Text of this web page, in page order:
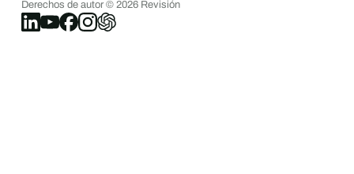
Derechos de autor © 2026Revisión